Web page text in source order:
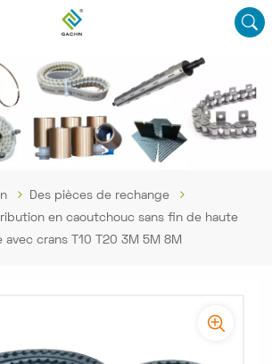
Des pièces de rechange
en caoutchouc sans fin de haute
avec crans T10 T20 3M 5M 8M